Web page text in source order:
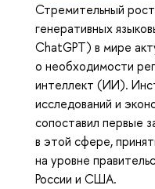
Стремительный
генеративных
ChatGPT) в мире
о необходимости
интеллект (ИИ).
исследований и
сопоставил первые
в этой сфере,
на уровне
России и США.